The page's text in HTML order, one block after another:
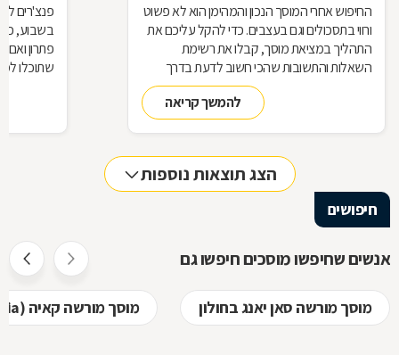
החיפוש אחרי המוסך הנכון והמהימן הוא לא פשוט
ורווי בתסכולים וגם בעצבים. כדי להקל עליכם את
התהליך במציאת מוסך, קבלו את רשימת
השאלות והתשובות שהכי חשוב לדעת בדרך
להמשך קריאה
פנצ'רים
בשבוע,
פתרון
שתוכלו
הצג תוצאות נוספות
חיפושים
אנשים שחיפשו מוסכים חיפשו גם
מוסך מורשה סאן יאנג בחולון מוסך מורשה קאיה (kia) בחולון